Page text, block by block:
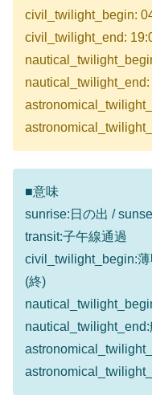
civil_twilight_begin:
civil_twilight_end:
nautical_twilight_end:
■意味
sunrise:日の出 /
transit:子午線通過
civil_twilight_begin:
(終)